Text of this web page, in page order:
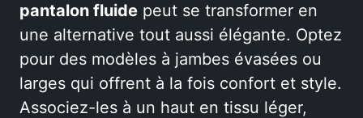
pantalon fluide peut se transformer en
une alternative tout aussi élégante. Optez
pour des modèles à jambes évasées ou
larges qui offrent à la fois confort et style.
Associez-les à un haut en tissu léger,